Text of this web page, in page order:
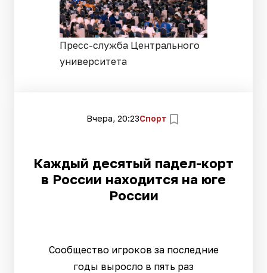
Пресс-служба Центрального
университета
Вчера, 20:23Спорт
Каждый десятый падел-корт
в России находится на юге
России
Сообщество игроков за последние
годы выросло в пять раз